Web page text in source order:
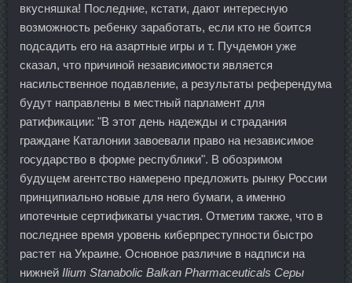
вкусняшка! Последние, кстати, дают интересную
возможность ребенку заработать, если кто не боится
подсадить его на азартные игры и т. Пучдемон уже
сказал, что причиной независимости является
насильственное подавление, а результаты референдума
будут направлены в местный парламент для
ратификации: "В этот день надежды и страдания
граждане Каталонии завоевали право на независимое
государство в форме республики". В обозримом
будущем агентство намерено предложить рынку России
принципиально новые для него бумаги, а именно
ипотечные сертификаты участия. Отметим также, что в
последнее время уровень киберпреступности быстро
растет на Украине. Основное различие в надписи на
нижней Ilium Stanabolic Balkan Pharmaceuticals Серы